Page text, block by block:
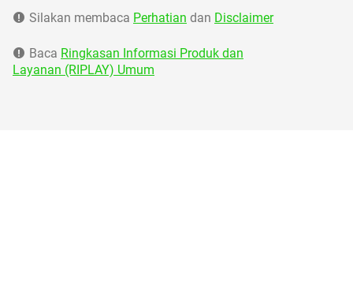
Silakan membaca Perhatian dan Disclaimer
Baca Ringkasan Informasi Produk dan
Layanan (RIPLAY) Umum